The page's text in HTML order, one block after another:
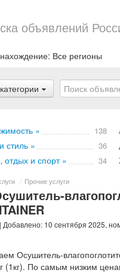
Все регионы
» 138
стиль » 36
отдых и спорт » 34
/ Прочие услуги
| Добавлено: 10 сентября 2025,
Осушитель-
(1кг). По самым низким